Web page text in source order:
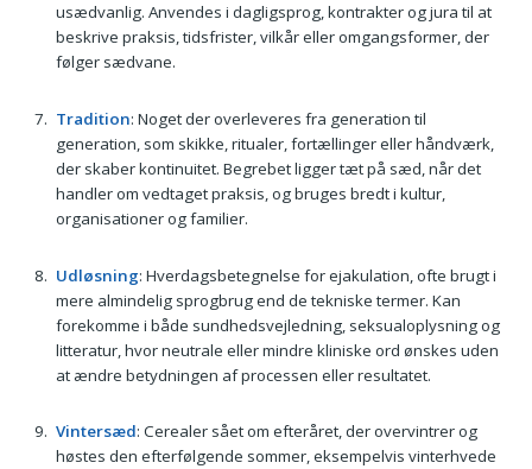
usædvanlig. Anvendes i dagligsprog, kontrakter og jura til at
beskrive praksis, tidsfrister, vilkår eller omgangsformer, der
følger sædvane.
Tradition: Noget der overleveres fra generation til
generation, som skikke, ritualer, fortællinger eller håndværk,
der skaber kontinuitet. Begrebet ligger tæt på sæd, når det
handler om vedtaget praksis, og bruges bredt i kultur,
organisationer og familier.
Udløsning: Hverdagsbetegnelse for ejakulation, ofte brugt i
mere almindelig sprogbrug end de tekniske termer. Kan
forekomme i både sundhedsvejledning, seksualoplysning og
litteratur, hvor neutrale eller mindre kliniske ord ønskes uden
at ændre betydningen af processen eller resultatet.
Vintersæd: Cerealer sået om efteråret, der overvintrer og
høstes den efterfølgende sommer, eksempelvis vinterhvede